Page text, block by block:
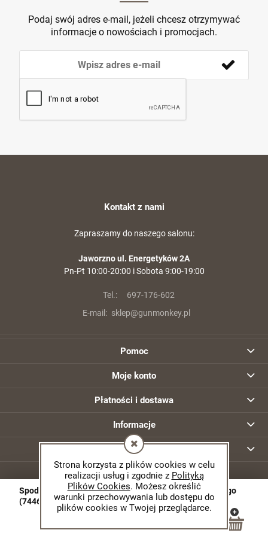
Strona korzysta z plików cookies w celu
realizacji usług i zgodnie z Polityką
Plików Cookies. Możesz określić
warunki przechowywania lub dostępu do
plików cookies w Twojej przeglądarce.
Spodnie 5.11 Defender Flex Jean Slim kol. 649 DW Indigo
(74465)
Podaj swój adres e-mail, jeżeli chcesz otrzymywać
informacje o nowościach i promocjach.
Kontakt z nami
Zapraszamy do naszego salonu:
Jaworzno ul. Energetyków 2A
Pn-Pt 10:00-20:00 i Sobota 9:00-19:00
Tel.:
697-176-602
E-mail: sklep@gunmonkey.pl
Pomoc
Moje konto
Płatności i dostawa
Informacje
O nas
© 2026 gunmonkey.pl. Wszelkie prawa zastrzeżone.
Projekt graficzny MNSTR.pl
Sklep internetowy Shoper.pl